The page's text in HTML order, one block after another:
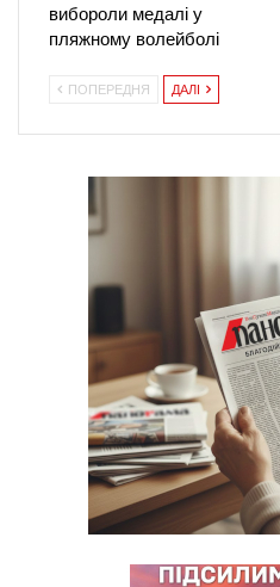
вибороли медалі у
пляжному волейболі
ПОПЕРЕДНЯ ДАЛІ